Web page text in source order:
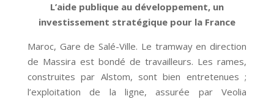
L’aide publique au développement, un
investissement stratégique pour la France
Maroc, Gare de Salé-Ville. Le tramway en direction
de Massira est bondé de travailleurs. Les rames,
construites par Alstom, sont bien entretenues ;
l’exploitation de la ligne, assurée par Veolia